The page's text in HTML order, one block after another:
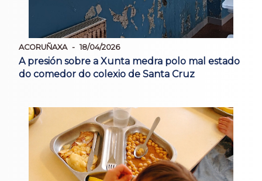
ACORUÑAXA 18/04/2026
A presión sobre a Xunta medra polo mal estado
do comedor do colexio de Santa Cruz